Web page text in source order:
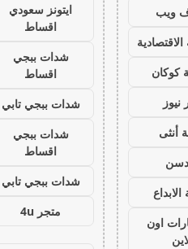
ويب
كوكان
نيوز
أنثى
اون
ايتونز سعودي
اقساط
شدات ببجي
اقساط
شدات ببجي تابي
شدات ببجي
اقساط
شدات ببجي تابي
متجر 4u